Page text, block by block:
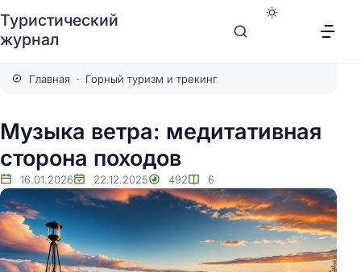
Туристический
журнал
Главная Горный туризм и трекинг
Музыка ветра: медитативная
сторона походов
16.01.2026 22.12.2025 492 6